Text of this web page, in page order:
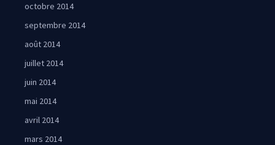
octobre 2014
septembre 2014
août 2014
juillet 2014
juin 2014
mai 2014
avril 2014
mars 2014